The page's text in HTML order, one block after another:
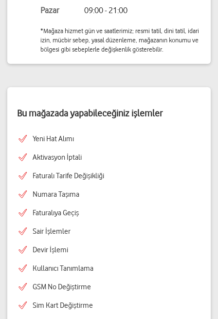
Pazar
09:00 - 21:00
*Mağaza hizmet gün ve saatlerimiz; resmi tatil, dini tatil, idari
izin, mücbir sebep, yasal düzenleme, mağazanın konumu ve
bölgesi gibi sebeplerle değişkenlik gösterebilir.
Bu mağazada yapabileceğiniz işlemler
Yeni Hat Alımı
Aktivasyon İptali
Faturalı Tarife Değişikliği
Numara Taşıma
Faturalıya Geçiş
Sair İşlemler
Devir İşlemi
Kullanıcı Tanımlama
GSM No Değiştirme
Sim Kart Değiştirme